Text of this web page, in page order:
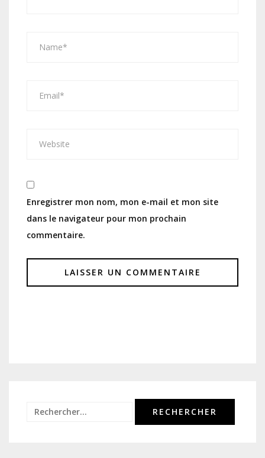
Enregistrer mon nom, mon e-mail et mon site
dans le navigateur pour mon prochain
commentaire.
Rechercher :